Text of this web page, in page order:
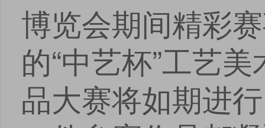
博览会期间精彩
的“中艺杯”工艺
品大赛将如期进